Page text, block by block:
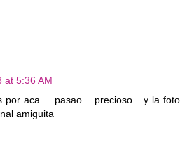
at 5:36 AM
por aca.... pasao... precioso....y la foto
amiguita